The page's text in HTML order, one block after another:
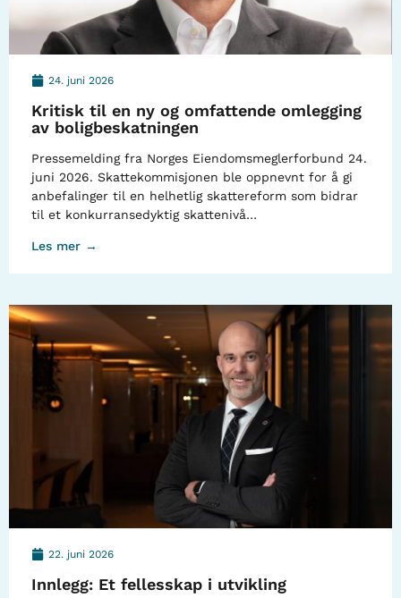
24. juni 2026
Kritisk til en ny og omfattende omlegging
av boligbeskatningen
Pressemelding fra Norges Eiendomsmeglerforbund 24.
juni 2026. Skattekommisjonen ble oppnevnt for å gi
anbefalinger til en helhetlig skattereform som bidrar
til et konkurransedyktig skattenivå…
Les mer →
22. juni 2026
Innlegg: Et fellesskap i utvikling